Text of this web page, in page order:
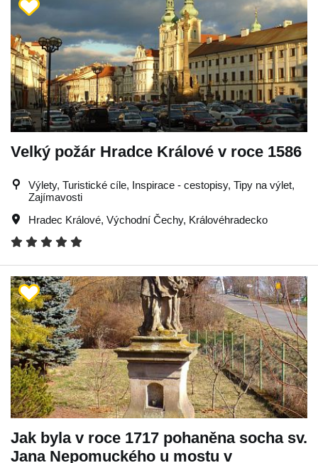
Velký požár Hradce Králové v roce 1586
Výlety, Turistické cíle, Inspirace - cestopisy, Tipy na výlet,
Zajímavosti
Hradec Králové, Východní Čechy, Královéhradecko
Jak byla v roce 1717 pohaněna socha sv.
Jana Nepomuckého u mostu v